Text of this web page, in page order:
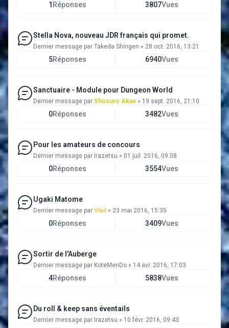
1 Réponses 3807Vues
Stella Nova, nouveau JDR français qui promet.
Dernier message par Takeda Shingen » 28 oct. 2016, 13:21
5Réponses 6940Vues
Sanctuaire - Module pour Dungeon World
Dernier message par Shosuro Akae » 19 sept. 2016, 21:10
0Réponses 3482Vues
Pour les amateurs de concours
Dernier message par Irazetsu » 01 juil. 2016, 09:08
0Réponses 3554Vues
Ugaki Matome
Dernier message par Vlad » 23 mai 2016, 15:35
0Réponses 3409Vues
Sortir de l'Auberge
Dernier message par KoteMenDo » 14 avr. 2016, 17:03
4Réponses 5838Vues
Du roll & keep sans éventails
Dernier message par Irazetsu » 10 févr. 2016, 09:43